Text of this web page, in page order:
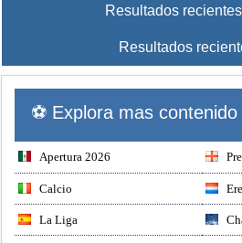
Resultados
Resultados
⚽ Explora mas
Apertura 2026
Calcio
La Liga